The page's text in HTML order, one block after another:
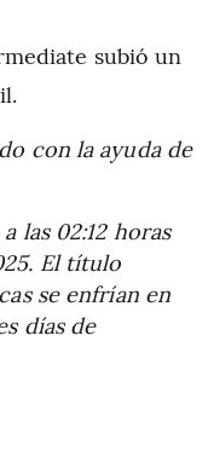
subió un
con la ayuda de
las 02:12 horas
El título
se enfrían en
días de